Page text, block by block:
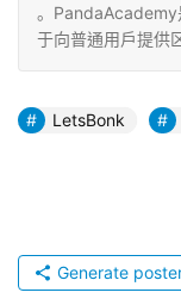
G
。PandaAcademy
于向普通用户提供
LetsBonk
Generate